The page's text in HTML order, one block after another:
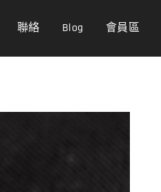
聯絡 Blog 會員區